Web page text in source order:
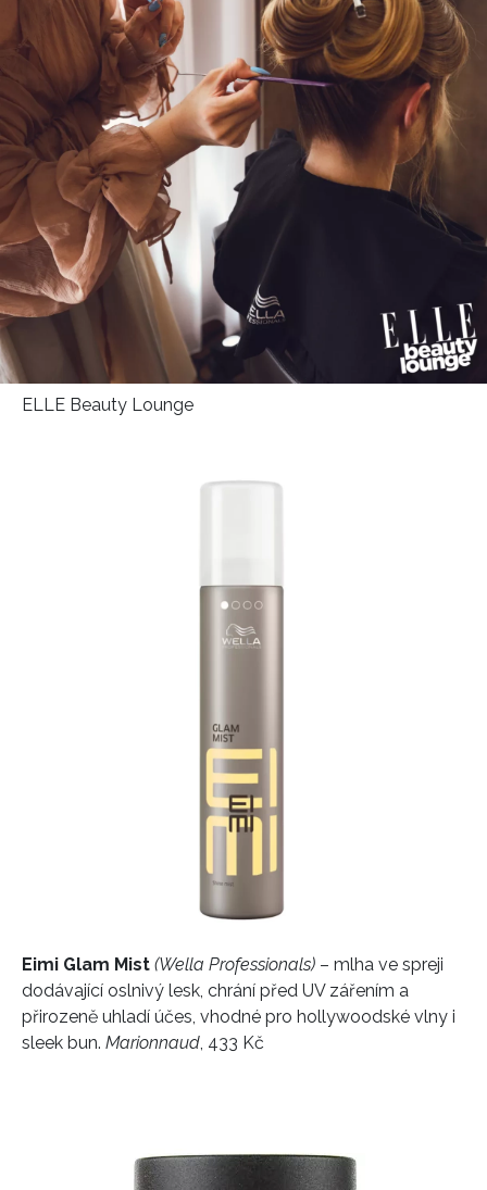
HOME
ELLE Beauty Lounge
Eimi Glam Mist (Wella Professionals) – mlha ve spreji
dodávající oslnivý lesk, chrání před UV zářením a
přirozeně uhladí účes, vhodné pro hollywoodské vlny i
sleek bun. Marionnaud, 433 Kč